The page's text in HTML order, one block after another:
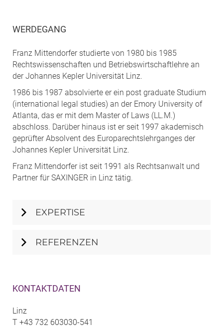
KONTAKTDATEN
Linz
T +43 732 603030-541
WERDEGANG
Franz Mittendorfer studierte von 1980 bis 1985
Rechtswissenschaften und Betriebswirtschaftlehre an
der Johannes Kepler Universität Linz.
1986 bis 1987 absolvierte er ein post graduate Studium
(international legal studies) an der Emory University of
Atlanta, das er mit dem Master of Laws (LL.M.)
abschloss. Darüber hinaus ist er seit 1997 akademisch
geprüfter Absolvent des Europarechtslehrganges der
Johannes Kepler Universität Linz.
Franz Mittendorfer ist seit 1991 als Rechtsanwalt und
Partner für SAXINGER in Linz tätig.
EXPERTISE
REFERENZEN